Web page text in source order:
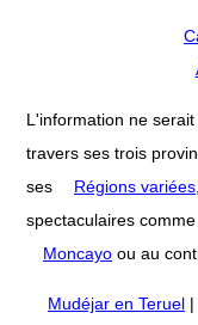
L'information ne
travers ses trois
ses
Régions variées
spectaculaires
Moncayo ou au
Mudéjar en Teruel |